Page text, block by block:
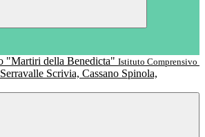
Istituto Comprensivo
Serravalle Scrivia, Cassano Spinola,